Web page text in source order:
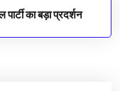
का बड़ा प्रदर्शन